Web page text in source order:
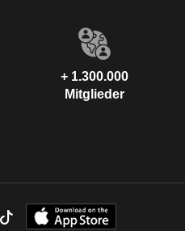
+ 1.300.000
Mitglieder